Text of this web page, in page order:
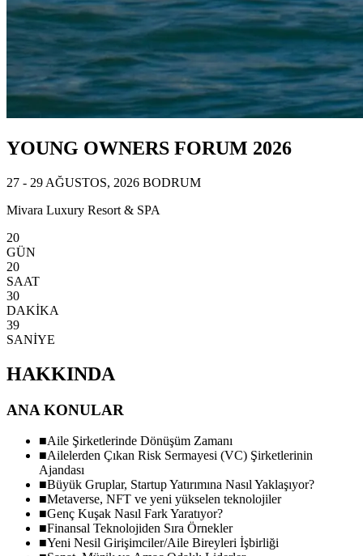
YOUNG OWNERS FORUM 2026
27 - 29 AĞUSTOS, 2026 BODRUM
Mivara Luxury Resort & SPA
20
GÜN
20
SAAT
30
DAKİKA
37
SANİYE
HAKKINDA
ANA KONULAR
■Aile Şirketlerinde Dönüşüm Zamanı
■Ailelerden Çıkan Risk Sermayesi (VC) Şirketlerinin
Ajandası
■Büyük Gruplar, Startup Yatırımına Nasıl Yaklaşıyor?
■Metaverse, NFT ve yeni yükselen teknolojiler
■Genç Kuşak Nasıl Fark Yaratıyor?
■Finansal Teknolojiden Sıra Örnekler
■Yeni Nesil Girişimciler/Aile Bireyleri İşbirliği